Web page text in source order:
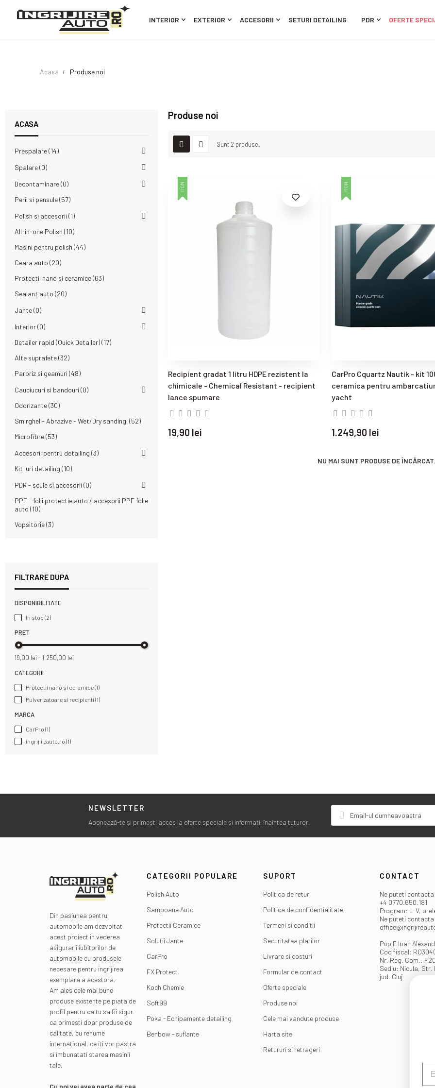
INTERIOR EXTERIOR ACCESORII SETURI DETAILING PDR OFERTE
Acasa Produse noi
ACASA
Prespalare 14
Spalare 0
Decontaminare 0
Perii si pensule 57
Polish si accesorii 1
All-in-one Polish 10
Masini pentru polish 44
Ceara auto 20
Protectii nano si ceramice 63
Sealant auto 20
Jante 0
Interior 0
Detailer rapid (Quick Detailer) 17
Alte suprafete 32
Parbriz si geamuri 48
Cauciucuri si bandouri 0
Odorizante 30
Smirghel - Abrazive - Wet/Dry sanding
52
Microfibre 53
Accesorii pentru detailing 3
Kit-uri detailing 10
PDR - scule si accesorii 0
PPF - folii protectie auto / accesorii PPF folie
auto 10
Vopsitorie 3
FILTRARE DUPA
DISPONIBILITATE
In stoc (2)
PRET
19,00 lei - 1.250,00 lei
CATEGORII
Protectii nano si ceramice(1)
Pulverizatoare si recipienti (1)
MARCA
CarPro (1)
ingrijireauto.ro (1)
Produse noi
Sunt 2 produse.
NOU
Recipient gradat 1 litru HDPE rezistent la
chimicale - Chemical Resistant - recipient
lance spumare
19,90 lei
NOU
CarPro Cquartz Nautik - kit
ceramica pentru
yacht
1.249,90 lei
NU MAI SUNT PRODUSE DE ÎNCĂRCAT.
NEWSLETTER
Abonează-te și primești acces la oferte speciale și informații înaintea tuturor.
Din pasiunea pentru
automobile am dezvoltat
acest proiect in vederea
asigurarii iubitorilor de
automobile cu produsele
necesare pentru ingrijirea
exemplara a acestora.
Am ales cele mai bune
produse existente pe piata de
profil pentru ca tu sa fii sigur
ca primesti doar produse de
calitate, cu renume
international, ce iti vor pastra
si imbunatati starea masinii
tale.
Cu noi vei avea parte de cea
CATEGORII POPULARE
Polish Auto
Sampoane Auto
Protectii Ceramice
Solutii Jante
CarPro
FX Protect
Koch Chemie
Soft99
Poka - Echipamente detailing
Benbow - suflante
SUPORT
Politica de retur
Politica de confidentialitate
Termeni si conditii
Securitatea platilor
Livrare si costuri
Formular de contact
Oferte speciale
Produse noi
Cele mai vandute produse
Harta site
Retururi si retrageri
CONTACT
Ne puteti
+4 0770.650.181
Program: L-V,
Ne puteti contacta
Pop E Ioan
Cod fiscal:
Nr. Reg. Com.:
Sediu: Nicula, Str.
jud. Cluj